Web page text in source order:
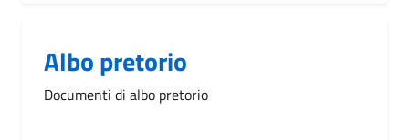
Albo pretorio
Documenti di albo pretorio